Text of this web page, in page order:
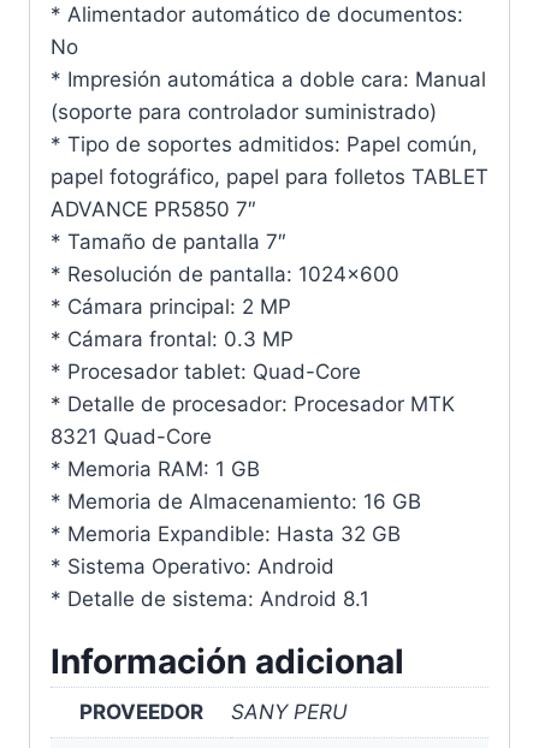
* Alimentador automático de documentos:
No
* Impresión automática a doble cara: Manual
(soporte para controlador suministrado)
* Tipo de soportes admitidos: Papel común,
papel fotográfico, papel para folletos TABLET
ADVANCE PR5850 7″
* Tamaño de pantalla 7″
* Resolución de pantalla: 1024×600
* Cámara principal: 2 MP
* Cámara frontal: 0.3 MP
* Procesador tablet: Quad-Core
* Detalle de procesador: Procesador MTK
8321 Quad-Core
* Memoria RAM: 1 GB
* Memoria de Almacenamiento: 16 GB
* Memoria Expandible: Hasta 32 GB
* Sistema Operativo: Android
* Detalle de sistema: Android 8.1
Información adicional
PROVEEDOR SANY PERU